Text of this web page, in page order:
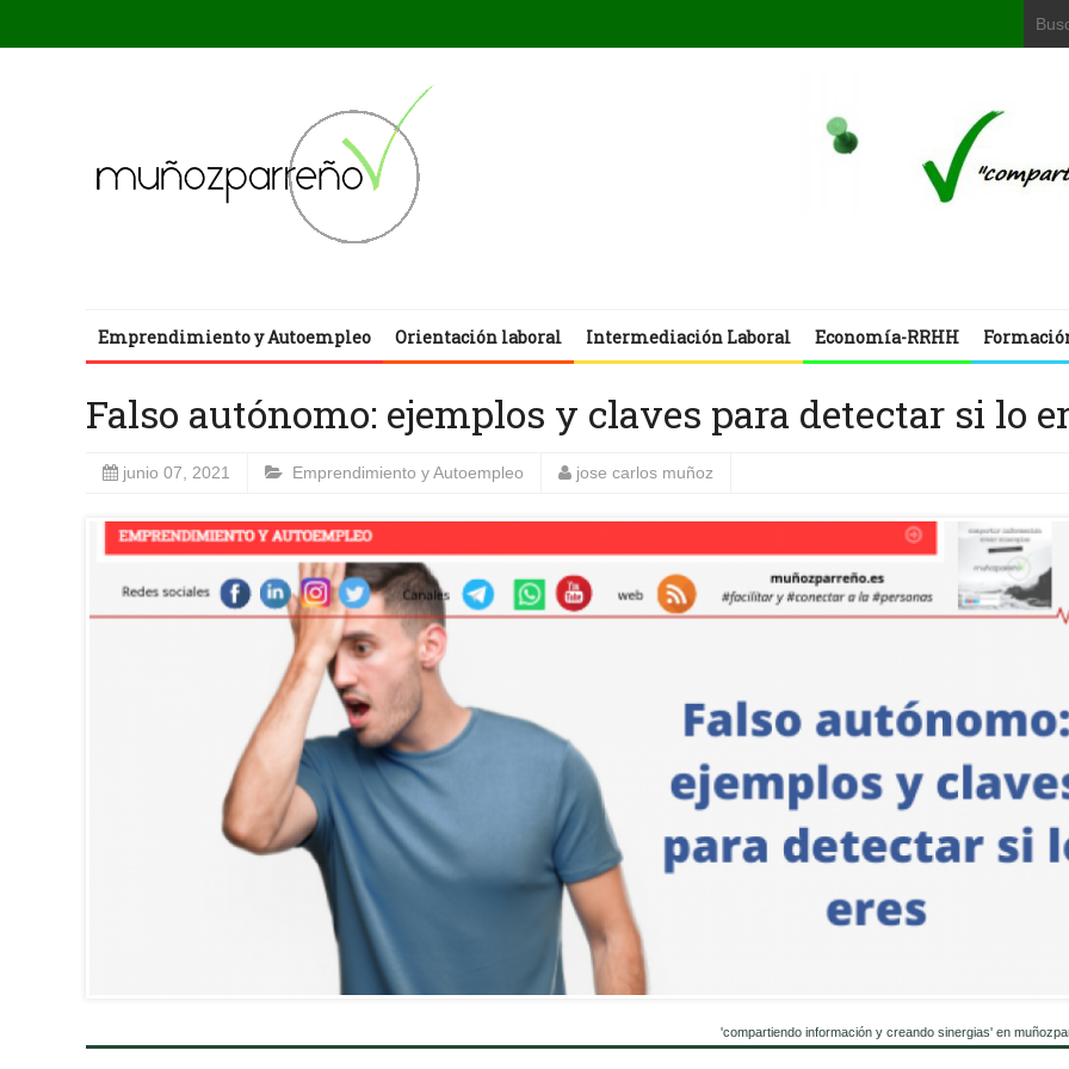
Emprendimiento y Autoempleo Orientación laboral Intermediación Laboral Economía-RRHH
Falso autónomo: ejemplos y claves para detectar si lo
junio 07, 2021 Emprendimiento y Autoempleo jose carlos muñoz
'compartiendo información y creando sinergias' en